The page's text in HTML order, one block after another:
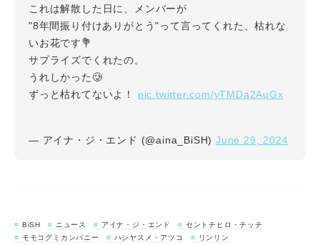
これは解散した日に、メンバーが
"8年間振り付けありがとう"って言ってくれた、枯れな
いお花です💐
サプライズでくれたの。
うれしかった🥲
ずっと枯れてないよ！ pic.twitter.com/yTMDa2AuGx
— アイナ・ジ・エンド (@aina_BiSH) June 29, 2024
BiSH ニュース アイナ・ジ・エンド
セントチヒロ・チッチ
モモコグミカンパニー
ハシヤスメ・アツコ
リンリン